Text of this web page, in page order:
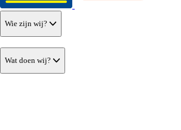
Wie zijn wij?
Wat doen wij?